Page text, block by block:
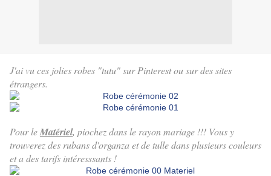
J'ai vu ces jolies robes "tutu" sur Pinterest ou sur des sites
étrangers.
Pour leMatériel, piochez dans le rayon mariage !!! Vous y
trouverez des rubans d'organza et de tulle dans plusieurs couleurs
et a des tarifs intéresssants !